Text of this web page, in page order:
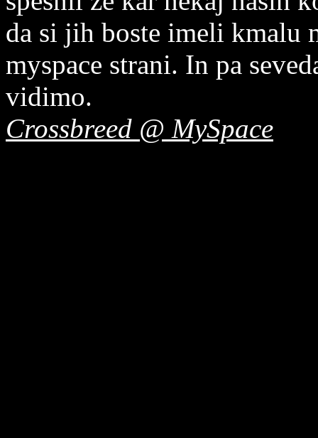
da si jih boste imeli kmalu
myspace strani. In pa
vidimo.
Crossbreed @ MySpace